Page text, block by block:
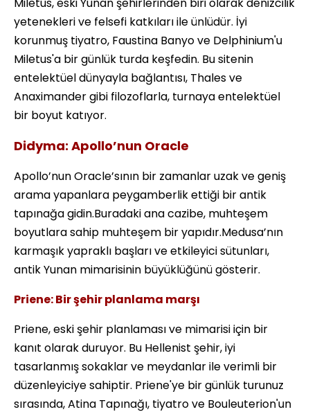
yetenekleri ve felsefi katkıları ile ünlüdür. İyi
korunmuş tiyatro, Faustina Banyo ve Delphinium'u
Miletus'a bir günlük turda keşfedin. Bu sitenin
entelektüel dünyayla bağlantısı, Thales ve
Anaximander gibi filozoflarla, turnaya entelektüel
bir boyut katıyor.
Didyma: Apollo’nun Oracle
Apollo’nun Oracle’sının bir zamanlar uzak ve geniş
arama yapanlara peygamberlik ettiği bir antik
tapınağa gidin.Buradaki ana cazibe, muhteşem
boyutlara sahip muhteşem bir yapıdır.Medusa’nın
karmaşık yapraklı başları ve etkileyici sütunları,
antik Yunan mimarisinin büyüklüğünü gösterir.
Priene: Bir şehir planlama marşı
Priene, eski şehir planlaması ve mimarisi için bir
kanıt olarak duruyor. Bu Hellenist şehir, iyi
tasarlanmış sokaklar ve meydanlar ile verimli bir
düzenleyiciye sahiptir. Priene'ye bir günlük turunuz
sırasında, Atina Tapınağı, tiyatro ve Bouleuterion'un